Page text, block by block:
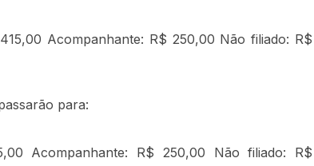
Acompanhante: R$ 250,00 Não filiado: R$
para:
Acompanhante: R$ 250,00 Não filiado: R$